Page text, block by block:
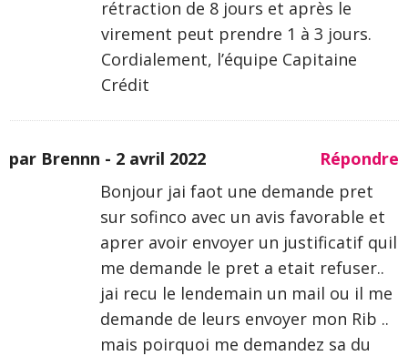
rétraction de 8 jours et après le
virement peut prendre 1 à 3 jours.
Cordialement, l’équipe Capitaine
Crédit
par Brennn - 2 avril 2022
Répondre
Bonjour jai faot une demande pret
sur sofinco avec un avis favorable et
aprer avoir envoyer un justificatif quil
me demande le pret a etait refuser..
jai recu le lendemain un mail ou il me
demande de leurs envoyer mon Rib ..
mais poirquoi me demandez sa du